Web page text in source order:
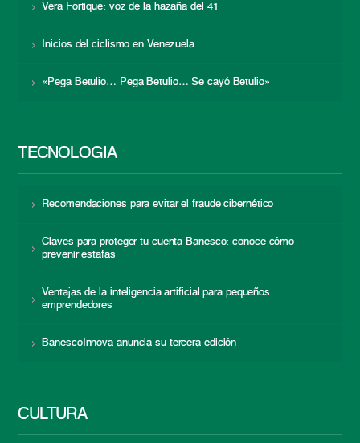
Vera Fortique: voz de la hazaña del 41
Inicios del ciclismo en Venezuela
«Pega Betulio… Pega Betulio… Se cayó Betulio»
TECNOLOGÍA
Recomendaciones para evitar el fraude cibernético
Claves para proteger tu cuenta Banesco: conoce cómo
prevenir estafas
Ventajas de la inteligencia artificial para pequeños
emprendedores
BanescoInnova anuncia su tercera edición
CULTURA